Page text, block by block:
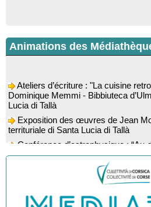
Animations des
Dominique Memmi - Bibbiuteca
Lucia di Tallà
territuriale di Santa Lucia di Tallà
Bicchisgià
Exposition des œuvres de
"Racines, peintures acryliques et
territuriale di Santa Lucia di Tallà